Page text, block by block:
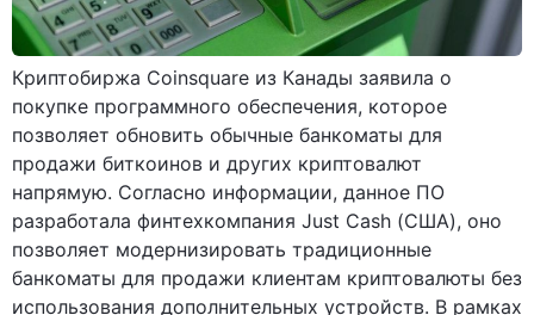
Криптобиржа Coinsquare из Канады заявила о
покупке программного обеспечения, которое
позволяет обновить обычные банкоматы для
продажи биткоинов и других криптовалют
напрямую. Согласно информации, данное ПО
разработала финтехкомпания Just Cash (США), оно
позволяет модернизировать традиционные
банкоматы для продажи клиентам криптовалюты без
использования дополнительных устройств. В рамках